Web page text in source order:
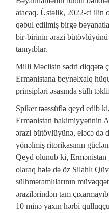
atacaq. Üstəlik, 2022-ci ilin
qəbul edilmiş birgə
bir-birinin ərazi
tanıyıblar.
Milli Məclisin sədri diqqətə
Ermənistana beynəlxalq
prinsipləri əsasında sülh
Spiker təəssüflə qeyd edib
Ermənistan hakimiyyətinin
ərazi bütövlüyünə, eləcə də
yönəlmiş ritorikasının
Qeyd olunub ki,
olaraq hələ də öz Silahlı
sülhməramlılarının
ərazilərindən tam
10 minə yaxın hərbi